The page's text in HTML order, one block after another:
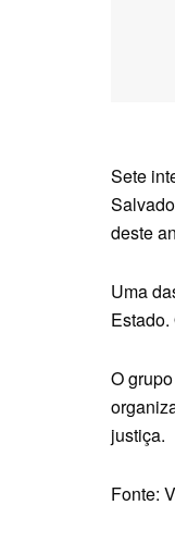
Sete
deste
Uma
O
justiça.
Fonte: